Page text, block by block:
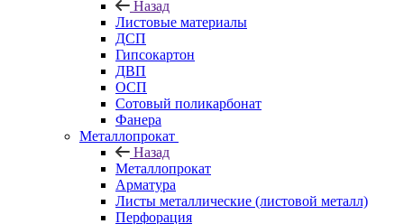
Назад
Листовые материалы
ДСП
Гипсокартон
ДВП
ОСП
Сотовый поликарбонат
Фанера
Металлопрокат
Назад
Металлопрокат
Арматура
Листы металлические (листовой металл)
Перфорация